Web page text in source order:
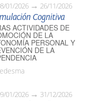
01/2026 26/11/2026
Cognitiva
ACTIVIDADES DE
DE LA
PERSONAL Y
DE LA
01/2026 31/12/2026